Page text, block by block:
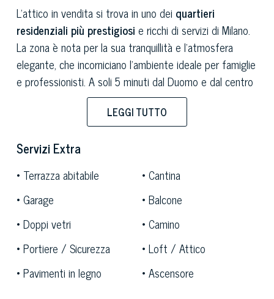
L'attico in vendita si trova in uno dei quartieri
residenziali più prestigiosi e ricchi di servizi di Milano.
La zona è nota per la sua tranquillità e l'atmosfera
elegante, che incorniciano l'ambiente ideale per famiglie
e professionisti. A soli 5 minuti dal Duomo e dal centro
storico della città, l'area offre una perfetta
comfort residenziale
punti di interesse di Milano.La recente
apertura di una nuova fermata della metropolitana, che
collega direttamente con l'aeroporto di Linate, rende
questa location ancora più conveniente per chi viaggia
frequentemente. La zona è ben servita da scuole,
parchi e aree verdi, ideali per attività all'aria aperta e
momenti di relax. Tra le attrazioni vicine, si possono
trovare il rinomato Museo del Novecento, la storica Villa
Necchi Campiglio e il suggestivo Parco Indro Montanelli.
LEGGI TUTTO
Servizi Extra
Terrazza abitabile
Cantina
Garage
Balcone
Doppi vetri
Camino
Portiere / Sicurezza
Loft / Attico
Pavimenti in legno
Ascensore